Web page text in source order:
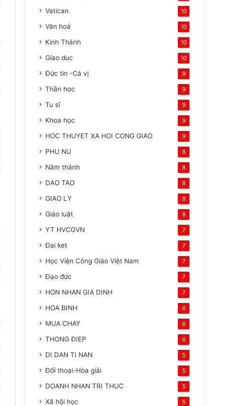
Vatican 10
Văn hoá 10
Kinh Thánh 10
Gíao duc 10
Đức tin -Cá vị 9
Thần học 9
Tu sĩ 9
Khoa học 9
HOC THUYET XA HOI CONG GIAO 9
PHU NU 8
Năm thánh 8
DAO TAO 8
GIAO LY 8
Giáo luật 8
YT HVCGVN 7
Đai ket 7
Học Viện Công Giáo Việt Nam 7
Đạo đức 7
HON NHAN GIA DINH 7
HOA BINH 6
MUA CHAY 6
THONG ĐIEP 6
DI DAN TI NAN 5
Đối thoại-Hòa giải 5
DOANH NHAN TRI THUC 5
Xã hội học 5